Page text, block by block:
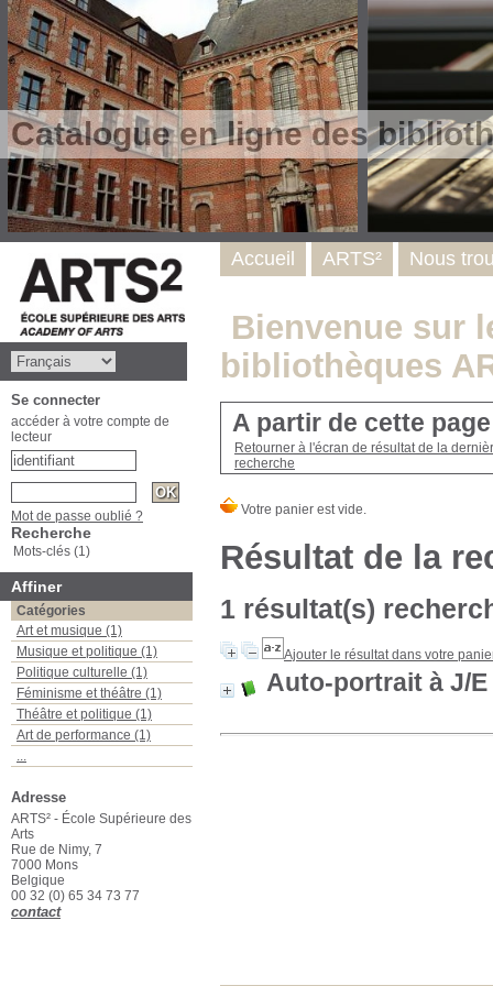
Catalogue en ligne des
Bienvenue sur
bibliothèques
A partir de cette
Retourner à l'écran de résultat de la
recherche
Résultat de la
1 résultat(s)
Ajouter le résultat dans votre
Auto-portrait à J/E
Accueil ARTS² Nous
Se connecter
accéder à votre compte de
lecteur
Mot de passe oublié ?
Recherche
Mots-clés (1)
Affiner
Catégories
Art et musique (1)
Musique et politique (1)
Politique culturelle (1)
Féminisme et théâtre (1)
Théâtre et politique (1)
Art de performance (1)
Adresse
ARTS² - École Supérieure des
Arts
Rue de Nimy, 7
7000 Mons
Belgique
00 32 (0) 65 34 73 77
contact